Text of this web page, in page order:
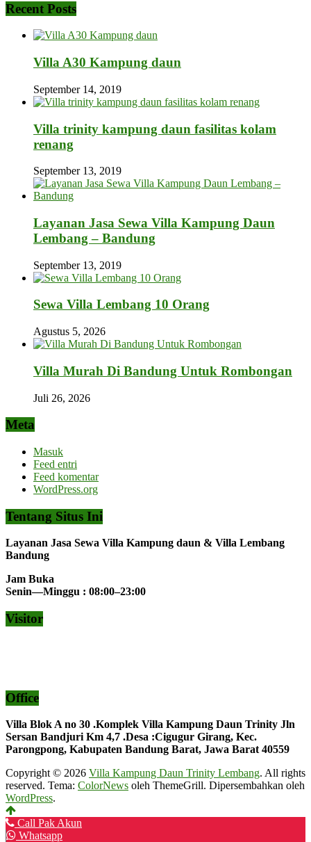
Recent Posts
Villa A30 Kampung daun
September 14, 2019
Villa trinity kampung daun fasilitas kolam
renang
September 13, 2019
Layanan Jasa Sewa Villa Kampung Daun
Lembang – Bandung
September 13, 2019
Sewa Villa Lembang 10 Orang
Agustus 5, 2026
Villa Murah Di Bandung Untuk Rombongan
Juli 26, 2026
Meta
Masuk
Feed entri
Feed komentar
WordPress.org
Tentang Situs Ini
Layanan Jasa Sewa Villa Kampung daun & Villa Lembang
Bandung
Jam Buka
Senin—Minggu : 08:00–23:00
Visitor
Office
Villa Blok A no 30 .Komplek Villa Kampung Daun Trinity Jln
Sersan Bandjuri Km 4,7 .Desa :Cigugur Girang, Kec.
Parongpong, Kabupaten Bandung Barat, Jawa Barat 40559
Copyright © 2026 Villa Kampung Daun Trinity Lembang. All rights
reserved. Tema: ColorNews oleh ThemeGrill. Dipersembahkan oleh
WordPress.
Call Pak Akun
Whatsapp